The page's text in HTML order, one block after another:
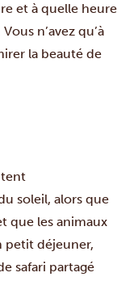
et à quelle heure
n’avez qu’à
la beauté de
soleil, alors que
que les animaux
petit déjeuner,
safari partagé